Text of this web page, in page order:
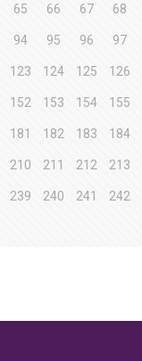
65 66 67 68
94 95 96 97
123 124 125 126
152 153 154 155
181 182 183 184
210 211 212 213
239 240 241 242